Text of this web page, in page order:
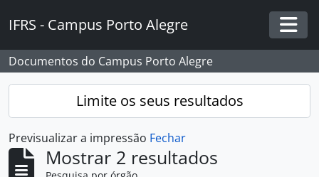
IFRS - Campus Porto Alegre
Documentos do Campus Porto Alegre
Limite os seus resultados
Previsualizar a impressão Fechar
Mostrar 2 resultados